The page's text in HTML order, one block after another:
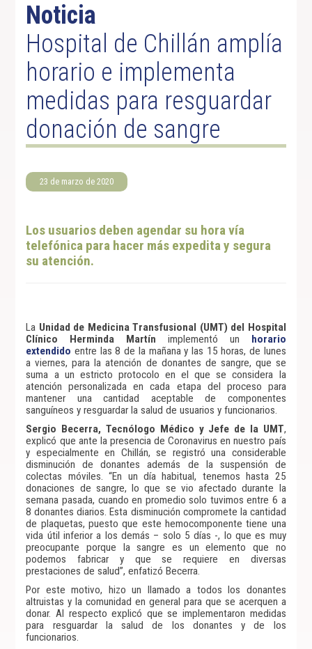
Noticia
Hospital de Chillán amplía
horario e implementa
medidas para resguardar
donación de sangre
23 de marzo de 2020
Los usuarios deben agendar su hora vía
telefónica para hacer más expedita y segura
su atención.
La Unidad de Medicina Transfusional (UMT) del Hospital
Clínico Herminda Martín implementó un
horario
extendido entre las 8 de la mañana y las 15 horas, de lunes
a viernes, para la atención de donantes de sangre, que se
suma a un estricto protocolo en el que se considera la
atención personalizada en cada etapa del proceso para
mantener una cantidad aceptable de componentes
sanguíneos y resguardar la salud de usuarios y funcionarios.
Sergio Becerra, Tecnólogo Médico y Jefe de la UMT,
explicó que ante la presencia de Coronavirus en nuestro país
y especialmente en Chillán, se registró una considerable
disminución de donantes además de la suspensión de
colectas móviles. “En un día habitual, tenemos hasta 25
donaciones de sangre, lo que se vio afectado durante la
semana pasada, cuando en promedio solo tuvimos entre 6 a
8 donantes diarios. Esta disminución compromete la cantidad
de plaquetas, puesto que este hemocomponente tiene una
vida útil inferior a los demás – solo 5 días -, lo que es muy
preocupante porque la sangre es un elemento que no
podemos fabricar y que se requiere en diversas
prestaciones de salud”, enfatizó Becerra.
Por este motivo, hizo un llamado a todos los donantes
altruistas y la comunidad en general para que se acerquen a
donar. Al respecto explicó que se implementaron medidas
para resguardar la salud de los donantes y de los
funcionarios.